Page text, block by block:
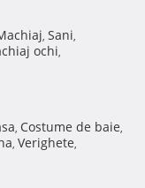
, Sani,
ochi,
, Costume de baie,
, Verighete,